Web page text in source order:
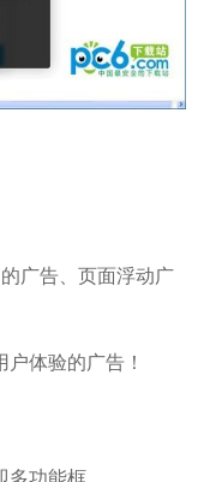
广告、页面浮动广
体验的广告！